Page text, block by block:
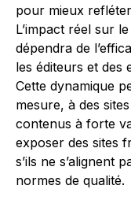
pour mieux
L’impact réel sur
dépendra de
les éditeurs et des
Cette dynamique
mesure, à des
contenus à forte
exposer des sites
s’ils ne s’alignent
normes de qualité.